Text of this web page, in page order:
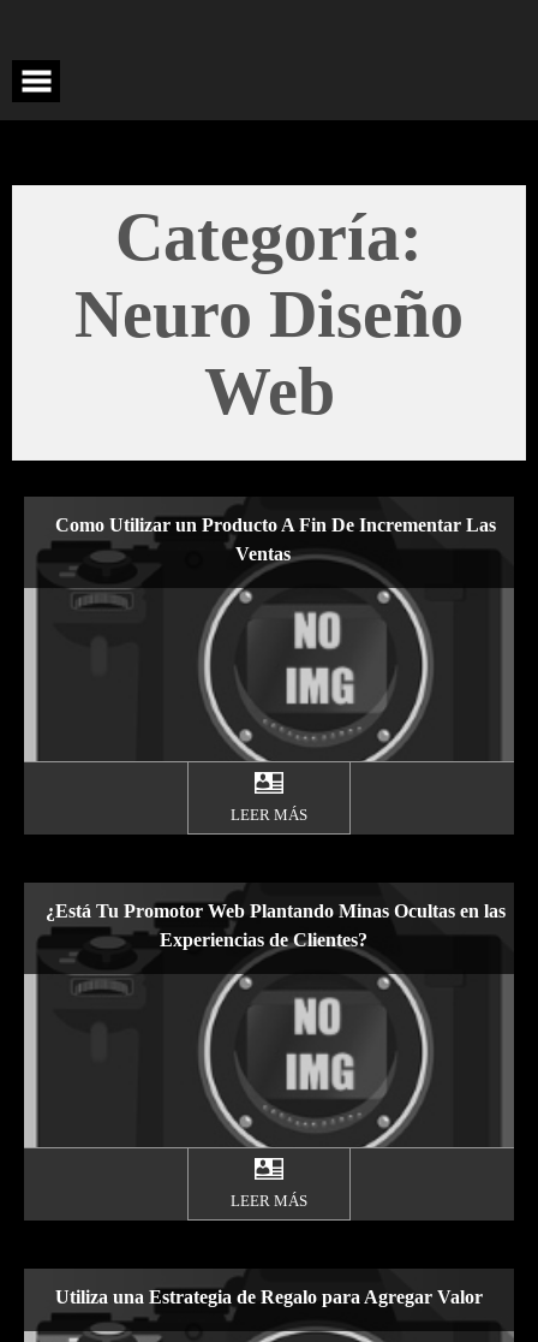
Categoría:
Neuro Diseño
Web
Como Utilizar un Producto A Fin De Incrementar Las
Ventas
LEER MÁS
¿Está Tu Promotor Web Plantando Minas Ocultas en las
Experiencias de Clientes?
LEER MÁS
Utiliza una Estrategia de Regalo para Agregar Valor